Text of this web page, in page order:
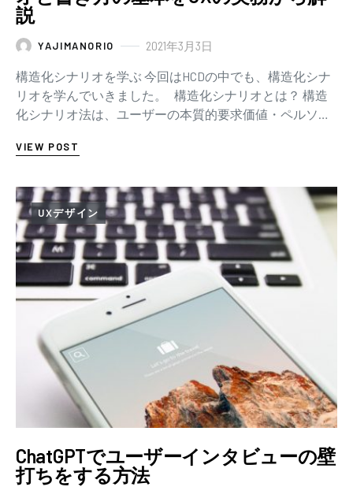
説
YAJIMANORIO 2021年3月3日
構造化シナリオを学ぶ 今回はHCDの中でも、構造化シナ
リオを学んでいきました。 構造化シナリオとは？ 構造
化シナリオ法は、ユーザーの本質的要求価値・ペルソ
VIEW POST
UXデザイン
ChatGPTでユーザーインタビューの壁
打ちをする方法